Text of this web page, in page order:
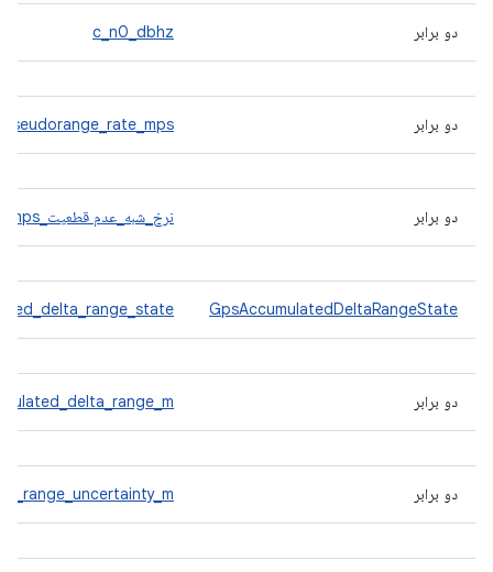
دو برابر c_n0_dbhz
دو برابر pseudorange_rate_mps
دو برابر نرخ_شبه_عدم قطعیت_mps
GpsAccumulatedDeltaRangeState
دو برابر
دو برابر